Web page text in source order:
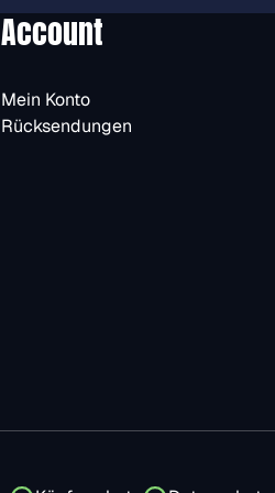
Account
Mein Konto
Rücksendungen